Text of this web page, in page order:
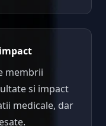
membrii
si impact
medicale, dar